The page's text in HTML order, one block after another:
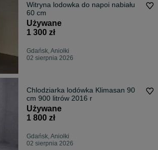
Witryna lodowka do napoi nabiału
60 cm
Używane
1 300 zł
Gdańsk, Aniołki
02 sierpnia 2026
Chlodziarka lodówka Klimasan 90
cm 900 litrów 2016 r
Używane
1 800 zł
Gdańsk, Aniołki
02 sierpnia 2026